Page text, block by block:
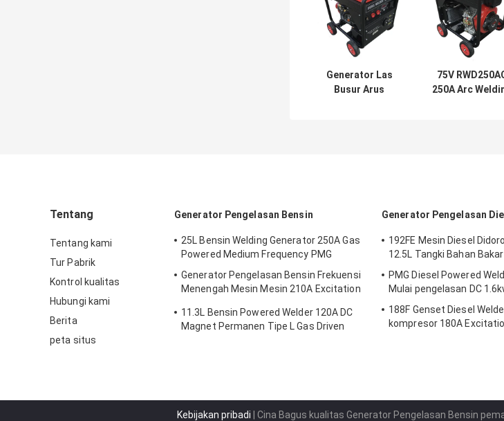
Generator Las
Busur Arus
75V
250A Arc
Tentang
Tentang kami
Tur Pabrik
Kontrol kualitas
Hubungi kami
Berita
peta situs
Generator Pengelasan Bensin
25L Bensin Welding Generator 250A Gas
Powered Medium Frequency PMG
Generator Pengelasan Bensin Frekuensi
Menengah Mesin Mesin 210A Excitation
11.3L Bensin Powered Welder 120A DC
Magnet Permanen Tipe L Gas Driven
Generator Pengelasan
192FE Mesin Diesel
12.5L Tangki Bahan
PMG Diesel Powered
Mulai pengelasan DC
188F Genset Diesel
kompresor 180A
Kebijakan pribadi | Cina Bagus kualitas Generator Pengelasan Bensin